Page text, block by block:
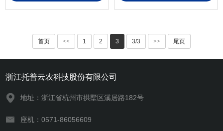
首页 << 1 2 3 3/3 >> 尾页
浙江托普云农科技股份有限公司
地址：浙江省杭州市拱墅区溪居路182号
座机：0571-86056609